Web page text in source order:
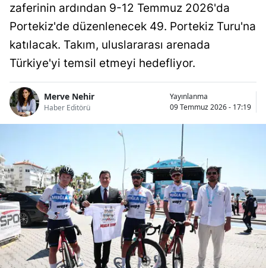
zaferinin ardından 9-12 Temmuz 2026'da
Portekiz'de düzenlenecek 49. Portekiz Turu'na
katılacak. Takım, uluslararası arenada
Türkiye'yi temsil etmeyi hedefliyor.
Merve Nehir
Haber Editörü
Yayınlanma
09 Temmuz 2026 - 17:19